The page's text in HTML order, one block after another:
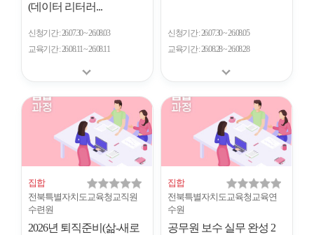
(데이터 리터러...
신청기간 26.07.30 ~ 26.08.03
교육기간 26.08.11 ~ 26.08.11
신청기간 26.07.30 ~ 26.08.05
교육기간 26.08.28 ~ 26.08.28
집합
전북특별자치도교육청교직원
수련원
2026년 퇴직준비(삶-새로
집합
전북특별자치도교육청교육연
수원
공무원 보수 실무 완성 2